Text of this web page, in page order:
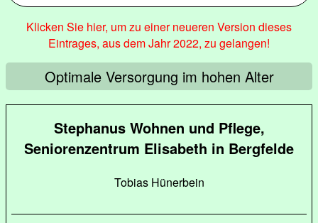
Klicken Sie hier, um zu einer neueren Version dieses
Eintrages, aus dem Jahr 2022, zu gelangen!
Optimale Versorgung im hohen Alter
Stephanus Wohnen und Pflege,
Seniorenzentrum Elisabeth in Bergfelde
Tobias Hünerbein